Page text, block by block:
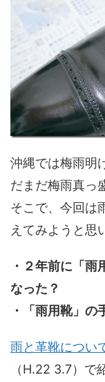
沖縄では梅雨明
だまだ梅雨真っ
そこで、今回は
えてみようと思
・２年前に「雨
なった？
・「雨用靴」の
雨と革靴につい
（H.22 3.7）で